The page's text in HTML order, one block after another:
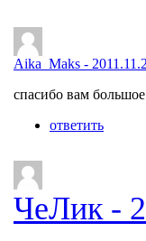
Aika_Maks -
спасибо вам
ответить
ЧеЛик -